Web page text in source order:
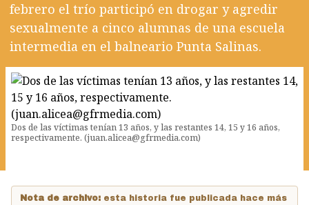
febrero el trío participó en drogar y agredir
sexualmente a cinco alumnas de una escuela
intermedia en el balneario Punta Salinas.
Dos de las víctimas tenían 13 años, y las restantes 14, 15 y 16 años,
respectivamente. (juan.alicea@gfrmedia.com)
Nota de archivo: esta historia fue publicada hace más